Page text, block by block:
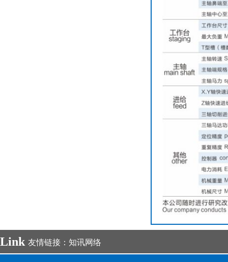
Link 友情链接： 知讯网络